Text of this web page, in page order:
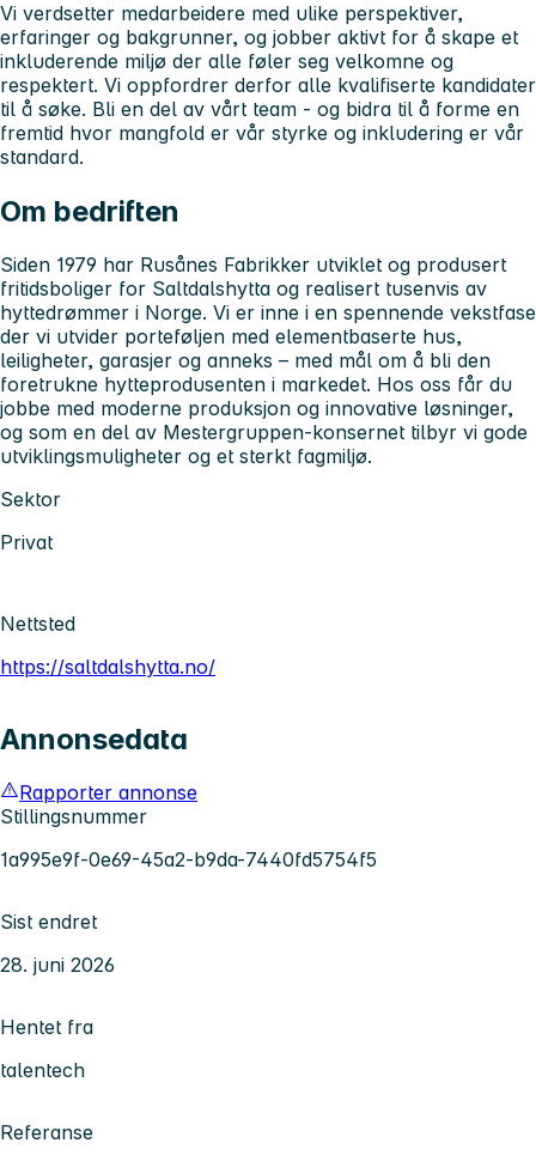
Vi verdsetter medarbeidere med ulike perspektiver,
erfaringer og bakgrunner, og jobber aktivt for å skape et
inkluderende miljø der alle føler seg velkomne og
respektert. Vi oppfordrer derfor alle kvalifiserte kandidater
til å søke. Bli en del av vårt team - og bidra til å forme en
fremtid hvor mangfold er vår styrke og inkludering er vår
standard.
Om bedriften
Siden 1979 har Rusånes Fabrikker utviklet og produsert
fritidsboliger for Saltdalshytta og realisert tusenvis av
hyttedrømmer i Norge. Vi er inne i en spennende vekstfase
der vi utvider porteføljen med elementbaserte hus,
leiligheter, garasjer og anneks – med mål om å bli den
foretrukne hytteprodusenten i markedet. Hos oss får du
jobbe med moderne produksjon og innovative løsninger,
og som en del av Mestergruppen-konsernet tilbyr vi gode
utviklingsmuligheter og et sterkt fagmiljø.
Sektor
Privat
Nettsted
https://saltdalshytta.no/
Annonsedata
Rapporter annonse
Stillingsnummer
1a995e9f-0e69-45a2-b9da-7440fd5754f5
Sist endret
28. juni 2026
Hentet fra
talentech
Referanse